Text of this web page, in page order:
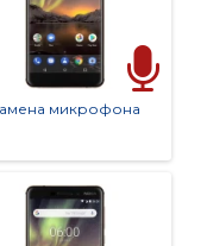
микрофона